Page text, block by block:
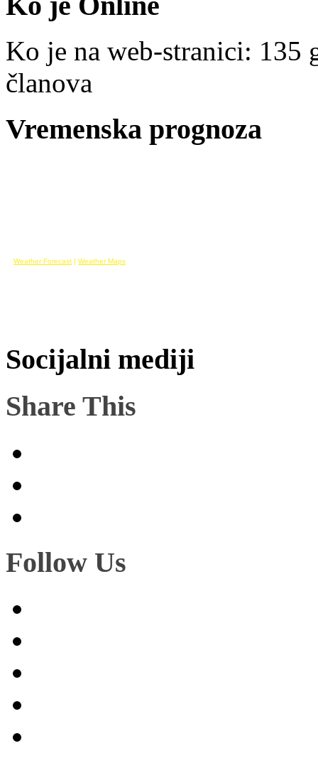
Ko je na web-stranici:
članova
Vremenska prognoza
Weather Forecast | Weather Maps
Socijalni mediji
Share This
Follow Us